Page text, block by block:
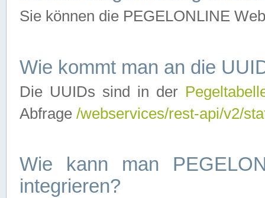
Sie können die PEGELONLINE
Wie kommt man an die
Die UUIDs sind in der
Abfrage /webservices/rest-api/v2/
Wie kann man
integrieren?